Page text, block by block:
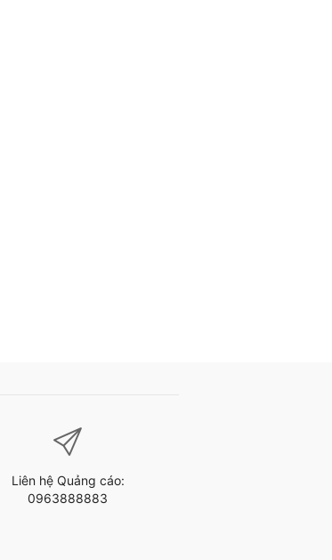
Liên hệ Quảng cáo:
0963888883